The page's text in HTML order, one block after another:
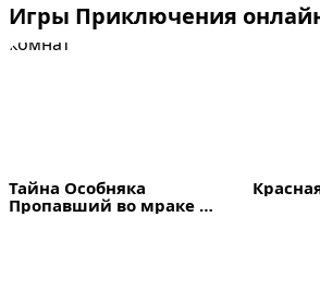
Игры Приключения
Тайна Особняка
Пропавший во мраке